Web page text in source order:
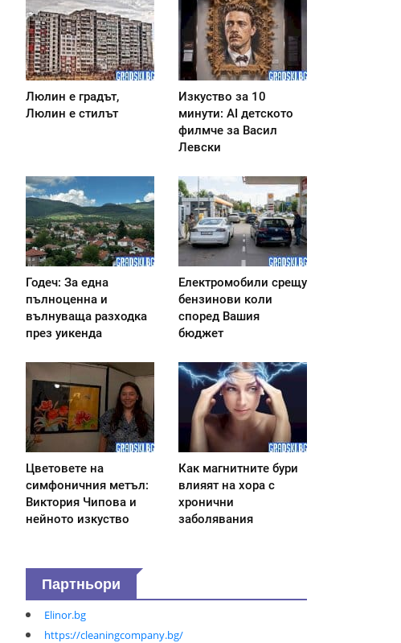
Люлин е градът,
Люлин е стилът
Изкуство за 10
минути: AI детското
филмче за Васил
Левски
Годеч: За една
пълноценна и
вълнуваща разходка
през уикенда
Електромобили срещу
бензинови коли
според Вашия
бюджет
Цветовете на
симфоничния метъл:
Виктория Чипова и
нейното изкуство
Как магнитните бури
влияят на хора с
хронични
заболявания
Партньори
Elinor.bg
https://cleaningcompany.bg/